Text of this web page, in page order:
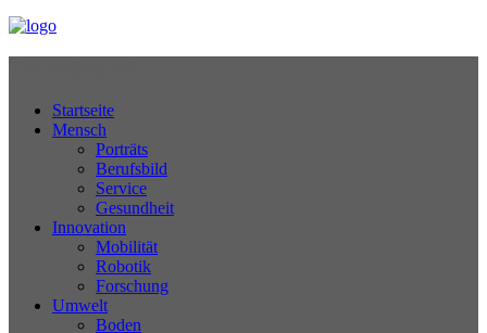
Startseite
Mensch
Porträts
Berufsbild
Service
Gesundheit
Innovation
Mobilität
Robotik
Forschung
Umwelt
Boden